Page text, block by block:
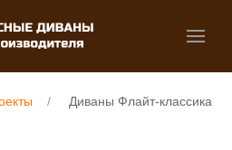
Диваны Флайт-классика